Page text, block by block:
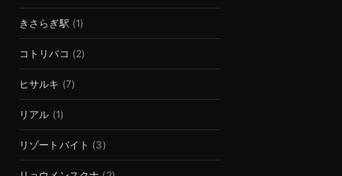
きさらぎ駅 (1)
コトリバコ (2)
ヒサルキ (7)
リアル (1)
リゾートバイト (3)